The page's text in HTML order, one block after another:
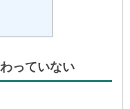
っていない